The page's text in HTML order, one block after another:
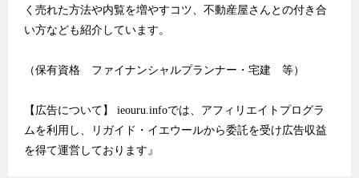
く売れた方法や内覧を増やすコツ、不動産屋さんとの付き合
い方なども紹介しています。
（保有資格 ファイナンシャルプランナー・宅建 等）
【広告について】 ieouru.infoでは、アフィリエイトプログラ
ムを利用し、リガイド・イエウールから委託を受け広告収益
を得て運営しております』